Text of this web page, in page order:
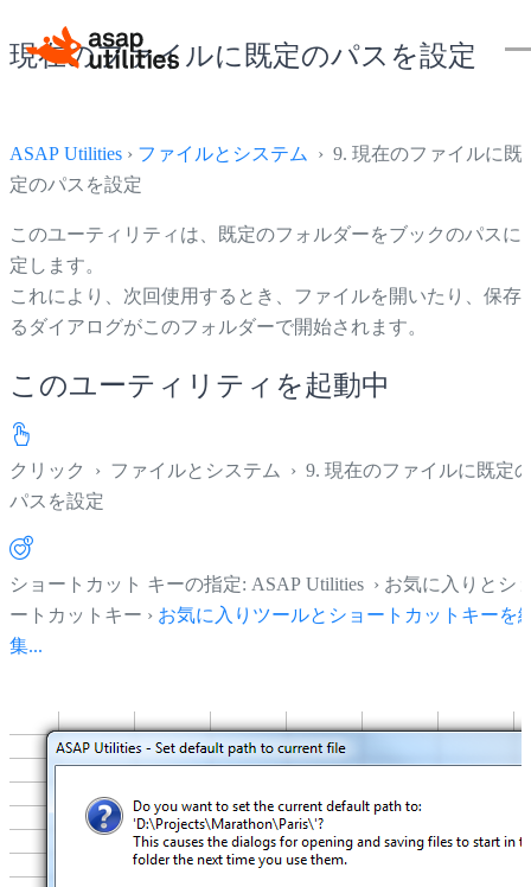
現在のファイルに既定のパスを設定
ASAP Utilities › ファイルとシステム
› 9. 現在のファイルに既
定のパスを設定
このユーティリティは、既定のフォルダーをブックのパスに
定します。
これにより、次回使用するとき、ファイルを開いたり、保存
るダイアログがこのフォルダーで開始されます。
このユーティリティを起動中
クリック › ファイルとシステム › 9. 現在のファイルに既定
パスを設定
ショートカット キーの指定: ASAP Utilities › お気に入りとシ
ートカットキー › お気に入りツールとショートカットキーを
集...